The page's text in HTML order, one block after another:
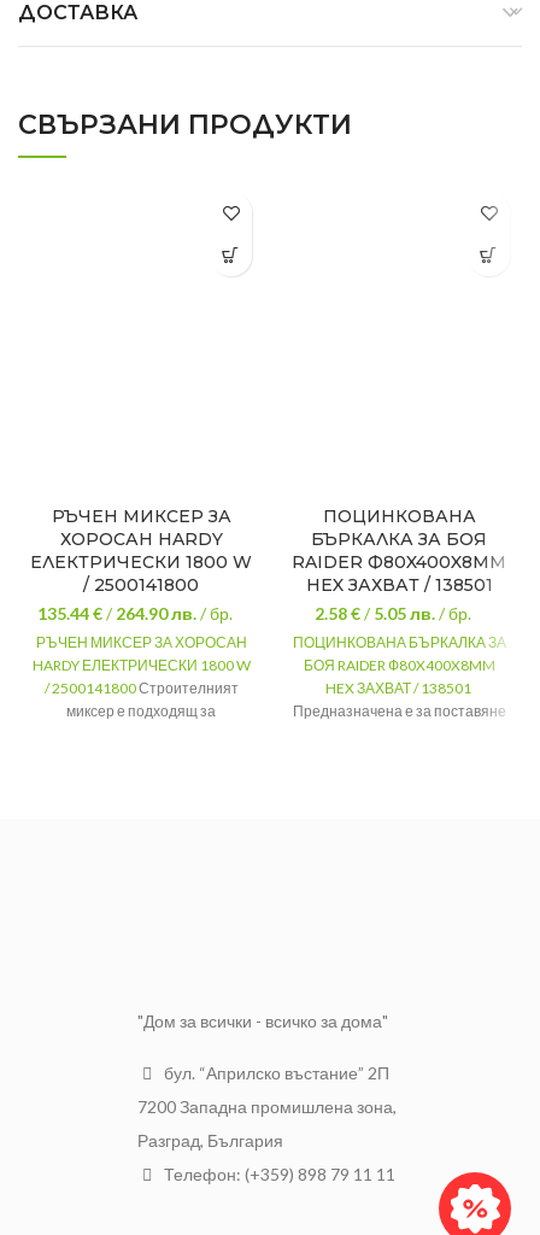
ДОСТАВКА
СВЪРЗАНИ ПРОДУКТИ
РЪЧЕН МИКСЕР ЗА
ХОРОСАН HARDY
ЕЛЕКТРИЧЕСКИ 1800 W
/ 2500141800
135.44 €/264.90лв./ бр.
РЪЧЕН МИКСЕР ЗА ХОРОСАН
HARDY ЕЛЕКТРИЧЕСКИ 1800 W
/ 2500141800Строителният
миксер е подходящ за
ПОЦИНКОВАНА
БЪРКАЛКА ЗА БОЯ
RAIDER Ф80X400X8MM
HEX ЗАХВАТ / 138501
2.58 €/5.05лв./ бр.
ПОЦИНКОВАНА БЪРКАЛКА ЗА
БОЯ RAIDER Ф80X400X8MM
HEX ЗАХВАТ / 138501
Предназначена е за поставяне
"Дом за всички - всичко за дома"
бул. “Априлско въстание” 2П
7200 Западна промишлена зона,
Разград, България
Телефон: (+359) 898 79 11 11